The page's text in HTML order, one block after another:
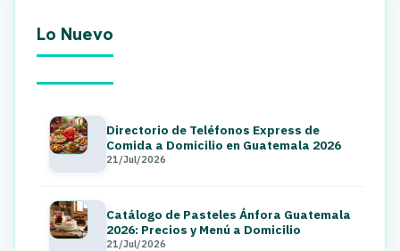
Lo Nuevo
Directorio de Teléfonos Express de
Comida a Domicilio en Guatemala 2026
21/Jul/2026
Catálogo de Pasteles Ánfora Guatemala
2026: Precios y Menú a Domicilio
21/Jul/2026